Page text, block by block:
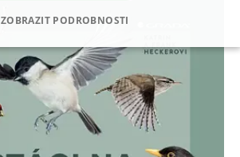
ZOBRAZIT PODROBNOSTI
ANALYTICKÉ MARKETINGOVÉ
NEZAŘAZENÉ SOUBORY
Analytické
Funkční